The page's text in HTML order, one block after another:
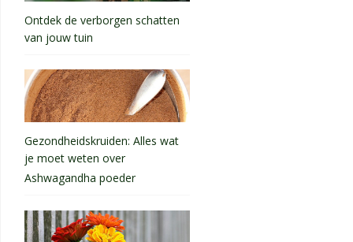
Ontdek de verborgen schatten
van jouw tuin
Gezondheidskruiden: Alles wat
je moet weten over
Ashwagandha poeder